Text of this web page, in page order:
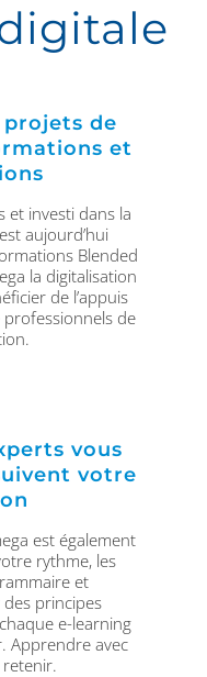
projets de
et
et investi dans la
aujourd’hui
Blended
la digitalisation
de l’appuis
professionnels de
vous
votre
est également
rythme, les
et
des principes
e-learning
Apprendre avec